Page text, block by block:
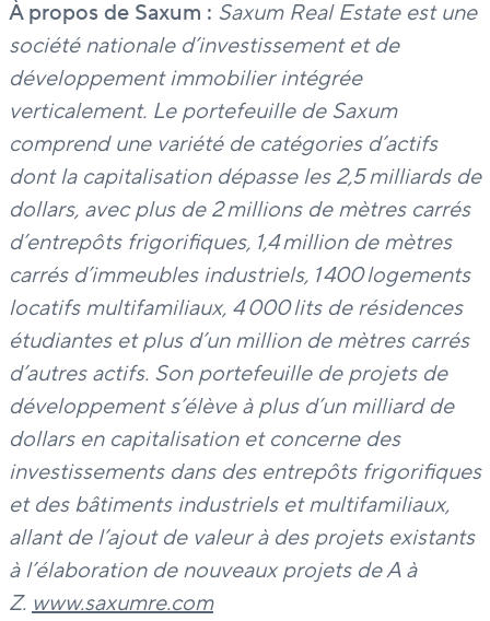
À propos de Saxum : Saxum Real Estate est une
société nationale d’investissement et de
développement immobilier intégrée
verticalement. Le portefeuille de Saxum
comprend une variété de catégories d’actifs
dont la capitalisation dépasse les 2,5 milliards de
dollars, avec plus de 2 millions de mètres carrés
d’entrepôts frigorifiques, 1,4 million de mètres
carrés d’immeubles industriels, 1 400 logements
locatifs multifamiliaux, 4 000 lits de résidences
étudiantes et plus d’un million de mètres carrés
d’autres actifs. Son portefeuille de projets de
développement s’élève à plus d’un milliard de
dollars en capitalisation et concerne des
investissements dans des entrepôts frigorifiques
et des bâtiments industriels et multifamiliaux,
allant de l’ajout de valeur à des projets existants
à l’élaboration de nouveaux projets de A à
Z. www.saxumre.com